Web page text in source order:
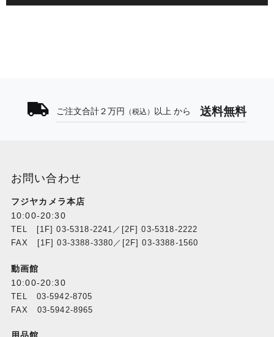
ご注文合計２万円 （税込） 以上 から 送料無料
お問い合わせ
フジヤカメラ本店
10:00-20:30
TEL [1F] 03-5318-2241／[2F] 03-5318-2222
FAX [1F] 03-3388-3380／[2F] 03-3388-1560
動画館
10:00-20:30
TEL 03-5942-8705
FAX 03-5942-8965